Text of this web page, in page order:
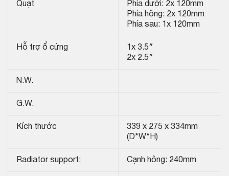
Quạt
Phía dưới: 2x 120mm
Phía hông: 2x 120mm
Phía sau: 1x 120mm
Hỗ trợ ổ cứng
1x 3.5″
2x 2.5″
N.W.
G.W.
Kích thước
339 x 275 x 334mm
(D*W*H)
Radiator support: Cạnh hông: 240mm